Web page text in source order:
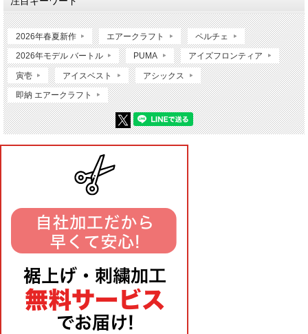
2026年春夏新作 エアークラフト ペルチェ
2026年モデル バートル PUMA アイズフロンティア
寅壱 アイスベスト アシックス
即納 エアークラフト